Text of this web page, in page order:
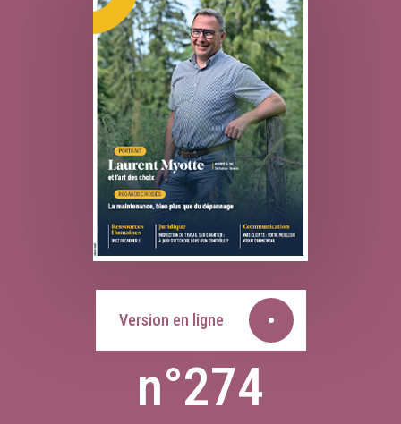
Version en ligne
n°274